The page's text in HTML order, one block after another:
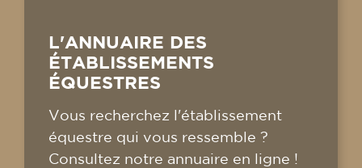
L'ANNUAIRE DES
ÉTABLISSEMENTS
ÉQUESTRES
Vous recherchez l'établissement
équestre qui vous ressemble ?
Consultez notre annuaire en ligne !